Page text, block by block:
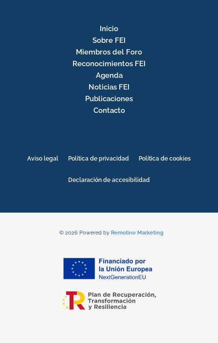
Inicio
Sobre FEI
Miembros del Foro
Reconocimientos FEI
Agenda
Noticias FEI
Publicaciones
Contacto
Aviso legal Política de privacidad Política de cookies
Declaración de accesibilidad
© 2026 Powered by Remolino Marketing